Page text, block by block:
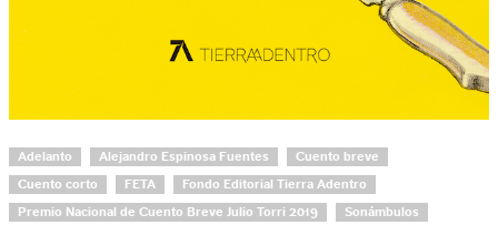
Adelanto Alejandro Espinosa Fuentes Cuento breve
Cuento corto FETA Fondo Editorial Tierra Adentro
Premio Nacional de Cuento Breve Julio Torri 2019 Sonámbulos